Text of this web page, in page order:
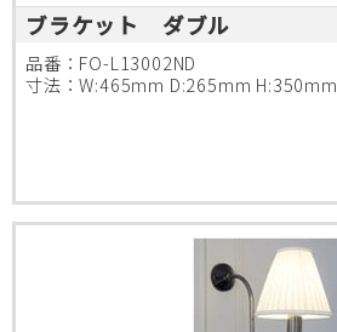
ブラケット ダブル
品番：FO-L13002ND
寸法：W:465mm D:265mm H:350mm